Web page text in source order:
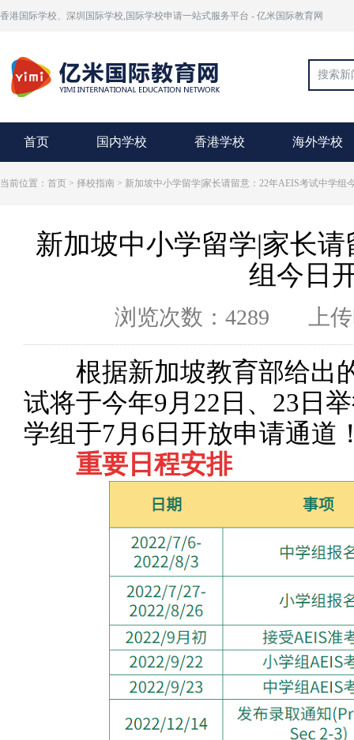
香港国际学校、深圳国际学校,国际学校申请一站式服务平台 - 亿米国际教育网
首页 国内学校 香港学校 海外学校
当前位置：首页 > 择校指南 > 新加坡中小学留学|家长请留意：22年AEIS考试中学组
新加坡中小学留学|家长
组今日
浏览次数：4289 上
根据新加坡教育部给出的
试将于今年9月22日、23日
学组于7月6日开放申请通道
重要日程安排